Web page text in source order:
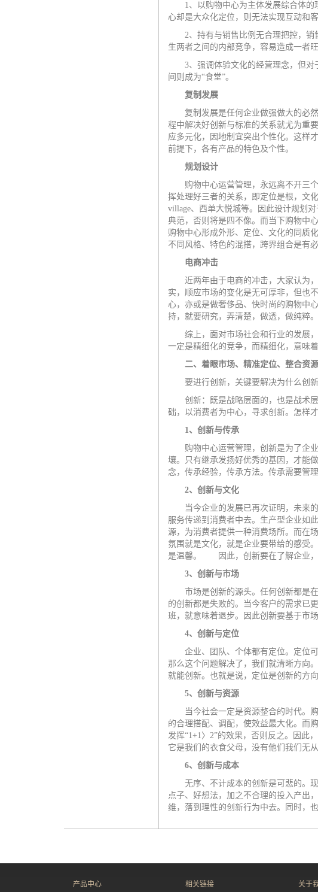
1、以购物中心为主体发展综合体
心却是大众化定位，则无法实现互动和客
2、持有与销售比例无合理把控，
生两者之间的内部竞争，容易造成一者旺
3、强调体验文化的经营理念，但
间则成为“食堂”。
复制发展
复制发展是任何企业做强做大的必然
程中解决好创新与标准的关系就尤为重
应多元化，因地制宜突出个性化。这样
前提下，各有产品的特色及个性。
规划设计
购物中心运营管理，永远离不开三个
挥处理好三者的关系，即定位是根，文
village、西单大悦城等。因此设计规划
典范，否则将是四不像。而当下购物中
购物中心形成外形、定位、文化的同质
不同风格、特色的混搭，跨界组合是有
电商冲击
近两年由于电商的冲击，大家认为，
实，顺应市场的变化是无可厚非，但也
心，亦或是做奢侈品、快时尚的购物中
持，就要研究，弄清楚，做透，做纯粹。
综上，面对市场社会和行业的发展，
一定是精细化的竞争，而精细化，意味
二、着眼市场、精准定位、整合资
要进行创新，关键要解决为什么创新
创新：既是战略层面的，也是战术层
础，以消费者为中心，寻求创新。怎样
1、创新与传承
购物中心运营管理，创新是为了企业
壤。只有继承发扬好优秀的基因，才能
念，传承经验，传承方法。传承需要管
2、创新与文化
当今企业的发展已再次证明，未来的
服务传递到消费者中去。生产型企业如
源，为消费者提供一种消费场所。而在
氛围就是文化，就是企业要带给的感受
是温馨。 因此，创新要在了解企业，
3、创新与市场
市场是创新的源头。任何创新都是在
的创新都是失败的。当今客户的需求已
班，就意味着退步。因此创新要基于市
4、创新与定位
企业、团队、个体都有定位。定位可
那么这个问题解决了，我们就清晰方向
就能创新。也就是说，定位是创新的方
5、创新与资源
当今社会一定是资源整合的时代。购
的合理搭配、调配，使效益最大化。而
发挥“1+1〉2”的效果，否则反之。因此
它是我们的衣食父母，没有他们我们无从
6、创新与成本
无序、不计成本的创新是可悲的。现
点子、好想法，加之不合理的投入产出
维，落到理性的创新行为中去。同时，
产品中心 相关链接 关于